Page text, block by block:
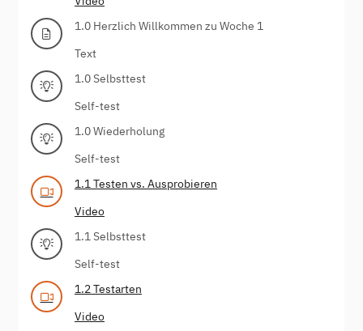
1.0 Herzlich Willkommen zu Woche 1
Text
1.0 Selbsttest
Self-test
1.0 Wiederholung
Self-test
1.1 Testen vs. Ausprobieren
Video
1.1 Selbsttest
Self-test
1.2 Testarten
Video